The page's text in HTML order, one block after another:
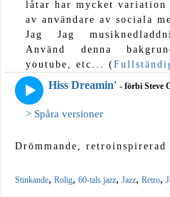
låtar har mycket variation
av användare av sociala
Jag Jag
Använd denna
youtube, etc... (
Hiss Dreamin' - förbi Steve
> Spåra versioner
Drömmande, retroinspirerad
Stinkande, Rolig, 60-tals jazz, Jazz, Retro,